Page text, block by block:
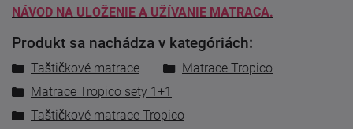
NÁVOD NA ULOŽENIE A UŽÍVANIE MATRACA.
Produkt sa nachádza v kategóriách:
Taštičkové matrace
Matrace Tropico
Matrace Tropico sety 1+1
Taštičkové matrace Tropico